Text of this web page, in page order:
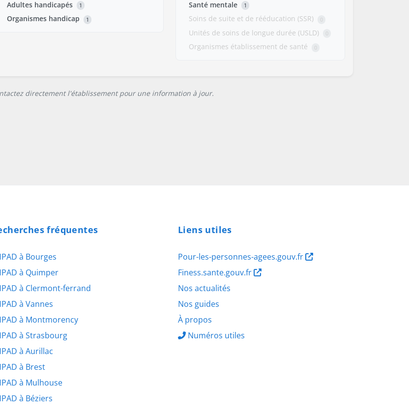
Adultes handicapés 1
Organismes handicap 1
Santé mentale 1
Soins de suite et de rééducation (SSR) 0
Unités de soins de longue durée (USLD) 0
Organismes établissement de santé 0
directement l'établissement pour une information à jour.
fréquentes
à Bourges
à Quimper
à Clermont-ferrand
à Vannes
à Montmorency
à Strasbourg
à Aurillac
à Brest
à Mulhouse
à Béziers
Liens utiles
Pour-les-personnes-agees.gouv.fr
Finess.sante.gouv.fr
Nos actualités
Nos guides
À propos
Numéros utiles